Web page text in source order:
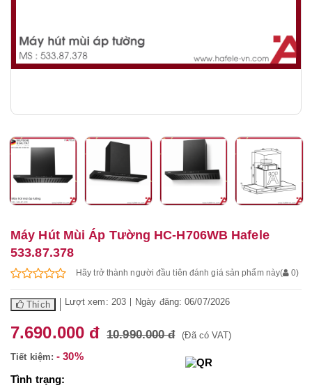
Máy Hút Mùi Áp Tường HC-H706WB Hafele
533.87.378
Hãy trở thành người đầu tiên đánh giá sản phẩm này( 0)
Thích Lượt xem: 203 Ngày đăng: 06/07/2026
7.690.000 đ 10.990.000 đ (Đã có VAT)
Tiết kiệm:- 30%
Tình trạng: